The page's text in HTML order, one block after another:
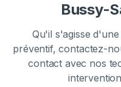
Bussy-
Qu'il s'agisse
préventif, contactez-
contact avec nos